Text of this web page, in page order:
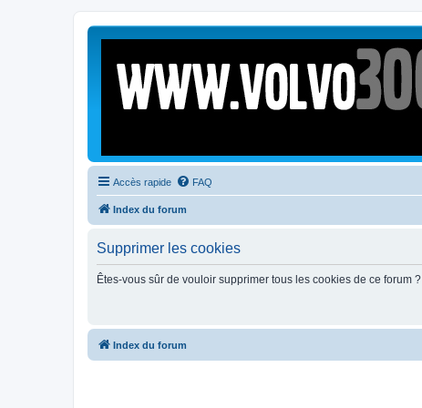
Accès rapide FAQ
Index du forum
Supprimer les cookies
Êtes-vous sûr de vouloir supprimer tous les cookies de ce forum ?
Index du forum